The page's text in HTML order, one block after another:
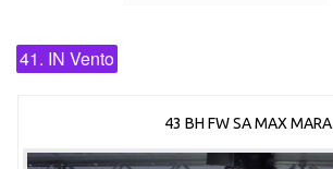
41. IN Vento
43 BH FW SA MAX MARA